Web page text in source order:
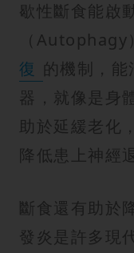
歇性斷食能啟
（Autophagy
復 的機制，
器，就像是身
助於延緩老化
降低患上神經
斷食還有助於
發炎是許多現